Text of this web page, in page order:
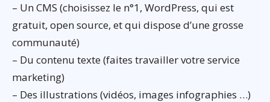
– Un CMS (choisissez le n°1, WordPress, qui est
gratuit, open source, et qui dispose d’une grosse
communauté)
– Du contenu texte (faites travailler votre service
marketing)
– Des illustrations (vidéos, images infographies …)